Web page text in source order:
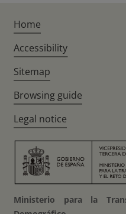
Home
Accessibility
Sitemap
Browsing guide
Legal notice
Ministerio para la